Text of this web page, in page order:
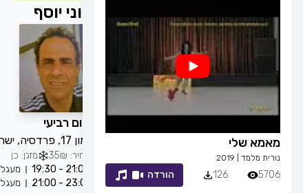
מאמא שלי
נורית מלמד 2019
5706
126 הורדה
זמן לחייך
רפי זיו|
2013
7053
83
יוני יוסף
כל יום רביעי
הרימון 17, פרדסיה, ישראל
מחיר: 35₪
מזגן: כן
21:00 - 19:30
מעגל
23:01 - 21:00
מעגל